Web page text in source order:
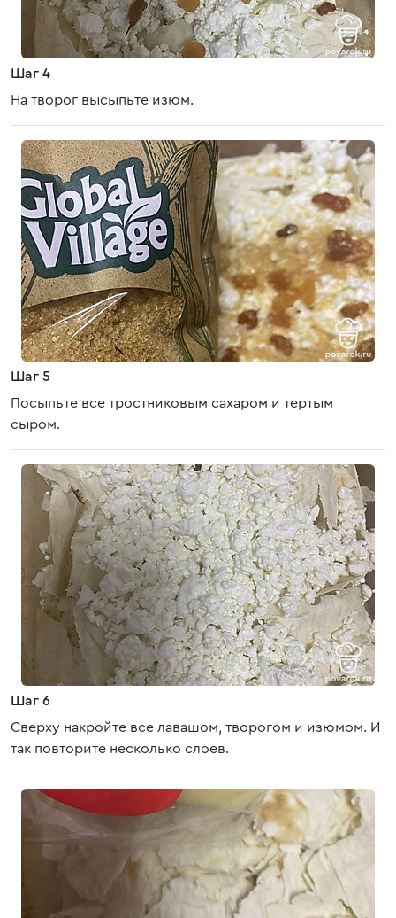
Шаг 4
На творог высыпьте изюм.
Шаг 5
Посыпьте все тростниковым сахаром и тертым
сыром.
Шаг 6
Сверху накройте все лавашом, творогом и изюмом. И
так повторите несколько слоев.